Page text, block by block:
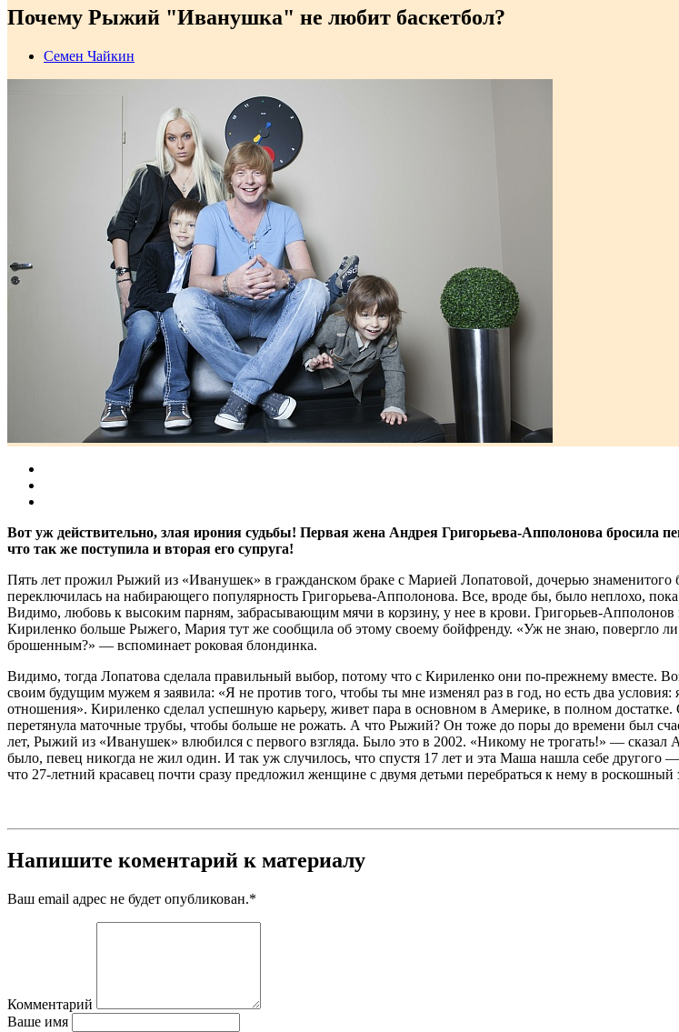
Почему Рыжий "Иванушка" не любит баскетбол?
Семен Чайкин
Вот уж действительно, злая ирония судьбы! Первая жена Андрея Григорьева-Апполонова бросила
что так же поступила и вторая его супруга!
Пять лет прожил Рыжий из «Иванушек» в гражданском браке с Марией Лопатовой, дочерью знаменитого
переключилась на набирающего популярность Григорьева-Апполонова. Все, вроде бы, было неплохо,
Видимо, любовь к высоким парням, забрасывающим мячи в корзину, у нее в крови. Григорьев-Апполонов
Кириленко больше Рыжего, Мария тут же сообщила об этому своему бойфренду. «Уж не знаю, повергло
брошенным?» — вспоминает роковая блондинка.
Видимо, тогда Лопатова сделала правильный выбор, потому что с Кириленко они по-прежнему вместе.
своим будущим мужем я заявила: «Я не против того, чтобы ты мне изменял раз в год, но есть два
отношения». Кириленко сделал успешную карьеру, живет пара в основном в Америке, в полном
перетянула маточные трубы, чтобы больше не рожать. А что Рыжий? Он тоже до поры до времени был
лет, Рыжий из «Иванушек» влюбился с первого взгляда. Было это в 2002. «Никому не трогать!» — сказал
было, певец никогда не жил один. И так уж случилось, что спустя 17 лет и эта Маша нашла себе другого
что 27-летний красавец почти сразу предложил женщине с двумя детьми перебраться к нему в
Напишите коментарий к материалу
Ваш email адрес не будет опубликован.*
Комментарий
Ваше имя